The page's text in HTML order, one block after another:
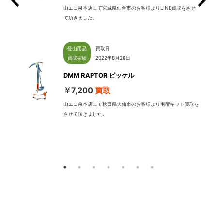
山エコ泉本店にて宮城県仙台市のお客様よりLINE買取をさせ
て頂きました。
登山用品
買取実績
買取日
2022年8月26日
DMM RAPTOR ピッケル
￥7,200 買取
山エコ泉本店にて秋田県大仙市のお客様より宅配キット買取を
させて頂きました。